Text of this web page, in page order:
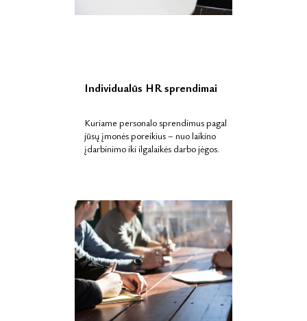
Individualūs HR sprendimai
Kuriame personalo sprendimus pagal
jūsų įmonės poreikius – nuo laikino
įdarbinimo iki ilgalaikės darbo jėgos.